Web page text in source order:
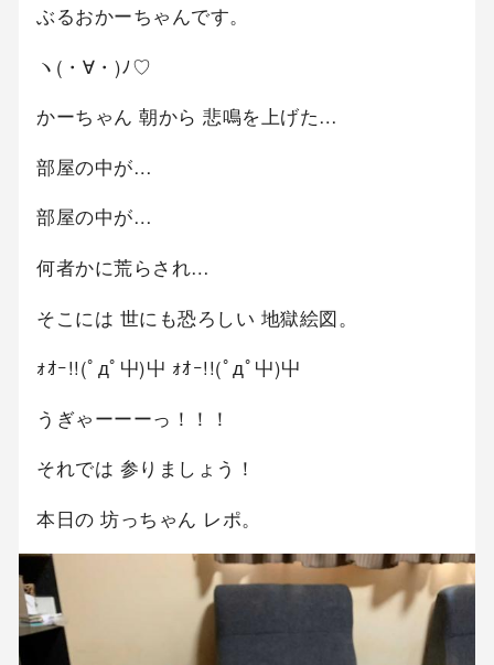
ぶるおかーちゃんです。
ヽ(・∀・)ﾉ♡
かーちゃん 朝から 悲鳴を上げた…
部屋の中が…
部屋の中が…
何者かに荒らされ…
そこには 世にも恐ろしい 地獄絵図。
ｫｵｰ!!(ﾟдﾟ屮)屮 ｫｵｰ!!(ﾟдﾟ屮)屮
うぎゃーーーっ！！！
それでは 参りましょう！
本日の 坊っちゃん レポ。